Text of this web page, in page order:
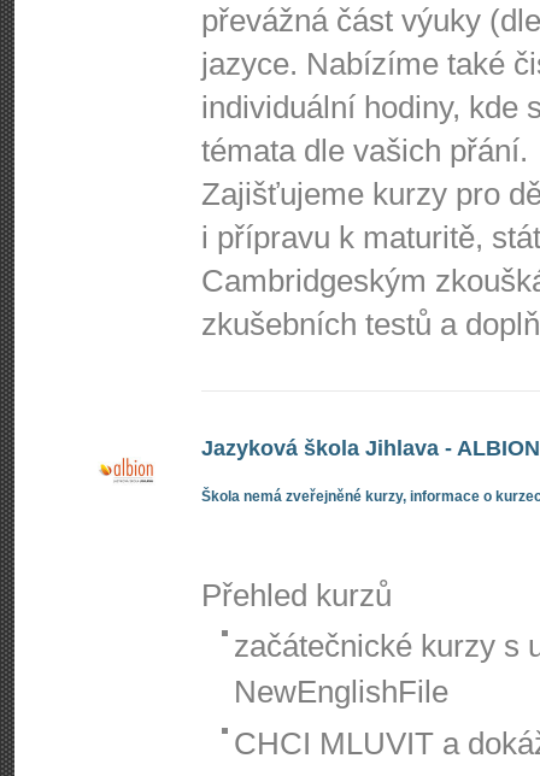
převážná část výuky
jazyce. Nabízíme také
individuální hodiny, kde
témata dle vašich přání.
Zajišťujeme kurzy pro
i přípravu k maturitě,
Cambridgeským
zkušebních testů a
Jazyková škola Jihlava -
Škola nemá zveřejněné kurzy, informace o
Přehled kurzů
začátečnické kurzy s
NewEnglishFile
CHCI MLUVIT a